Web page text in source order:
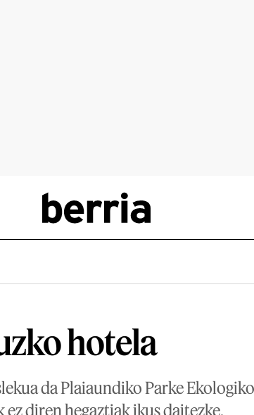
hotela
da Plaiaundiko Parke
diren hegaztiak ikus daitezke.